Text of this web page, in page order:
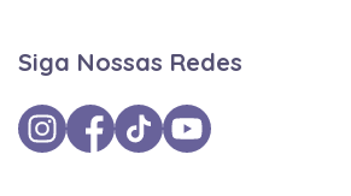
Siga Nossas Redes